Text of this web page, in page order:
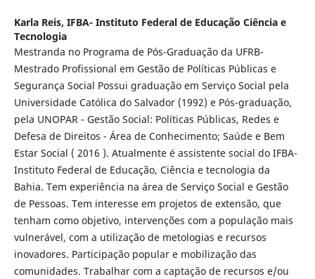
Karla Reis, IFBA- Instituto Federal de Educação Ciência e
Tecnologia
Mestranda no Programa de Pós-Graduação da UFRB-
Mestrado Profissional em Gestão de Políticas Públicas e
Segurança Social Possui graduação em Serviço Social pela
Universidade Católica do Salvador (1992) e Pós-graduação,
pela UNOPAR - Gestão Social: Políticas Públicas, Redes e
Defesa de Direitos - Área de Conhecimento; Saúde e Bem
Estar Social ( 2016 ). Atualmente é assistente social do IFBA-
Instituto Federal de Educação, Ciência e tecnologia da
Bahia. Tem experiência na área de Serviço Social e Gestão
de Pessoas. Tem interesse em projetos de extensão, que
tenham como objetivo, intervenções com a população mais
vulnerável, com a utilização de metologias e recursos
inovadores. Participação popular e mobilização das
comunidades. Trabalhar com a captação de recursos e/ou